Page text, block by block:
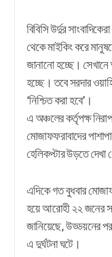
বিবিসি উর্দুর
থেকে মাইকিং করে
জানানো হচ্ছে।
হচ্ছে। তবে সরদার
‘নিশ্চিত করা হবে’।
এ অঞ্চলের কর্তৃপক্ষ
মোজাফফরাবাদের
হেলিকপ্টার উড়তে দেখা
এদিকে গত বুধবার
হয়ে আরোহী ২২ জনের
জানিয়েছে, উড্ডয়নের
এ দুর্ঘটনা ঘটে।